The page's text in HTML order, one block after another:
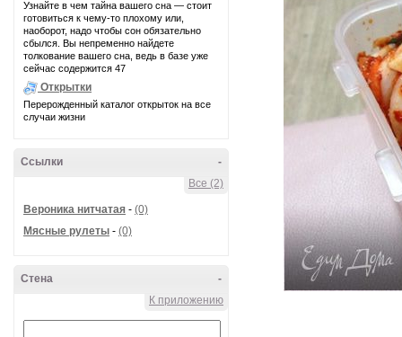
Узнайте в чем тайна вашего сна — стоит
готовиться к чему-то плохому или,
наоборот, надо чтобы сон обязательно
сбылся. Вы непременно найдете
толкование вашего сна, ведь в базе уже
сейчас содержится 47
Открытки
Перерожденный каталог открыток на все
случаи жизни
-
Ссылки
Все (2)
Вероника нитчатая - (0)
Мясные рулеты - (0)
-
Стена
К приложению